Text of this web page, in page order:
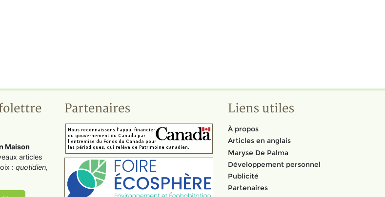
Maison
articles
: quotidien,
Partenaires Liens utiles
À propos
Articles en anglais
Maryse De Palma
Développement personnel
Publicité
Partenaires